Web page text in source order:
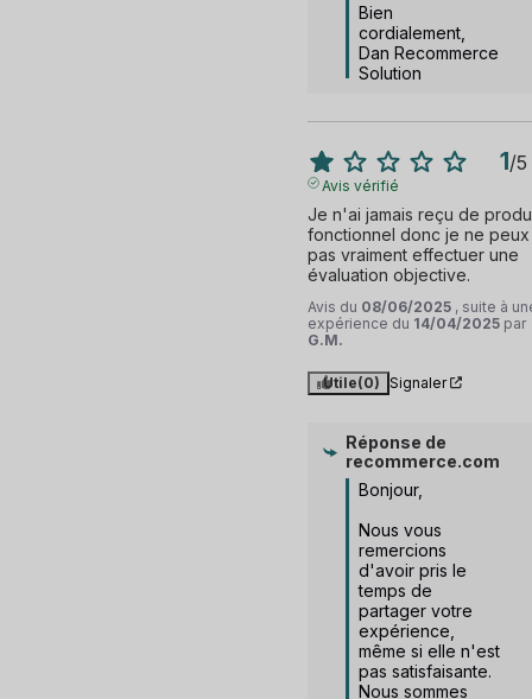
Bien
cordialement,
Dan Recommerce
Solution
1/5
Avis vérifié
Je n'ai jamais reçu de
fonctionnel donc je ne peux
pas vraiment effectuer une
évaluation objective.
Avis du 08/06/2025 , suite à
expérience du 14/04/2025 par
G.M.
Utile(0) Signaler
Réponse de
recommerce.com
Bonjour,
Nous vous
remercions
d'avoir pris le
temps de
partager votre
expérience,
même si elle n'est
pas satisfaisante.
Nous sommes